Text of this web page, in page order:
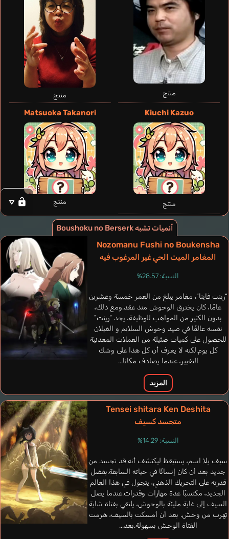
منتج منتج
Kiuchi Kazuo
منتج
Matsuoka Takanori
منتج
Barbatos Luke
Koyasu Kouki
Walker Kiba
Barbatos Aaron
Barbatos Diana
Endou Aya
أنميات تشبه Boushoku no Berserk
Nozomanu Fushi no Boukensha
المغامر الميت الحي غير المرغوب فيه
النسبة: 28.57%
“رينت فاينا“، مغامر يبلغ من العمر خمسة وعشرين
عامًا، كان يخترق الوحوش منذ عقد.ومع ذلك،
بدون الكثير من المواهب للوظيفة، يجد “رينت”
نفسه عالقًا في صيد وحوش السلايم و الغيلان
للحصول على كميات ضئيلة من العملات المعدنية
كل يوم.لكنه لا يعرف أن كل هذا على وشك
التغيير، عندما يصادف مكانا...
المزيد
Tensei shitara Ken Deshita
متجسد كسيف
النسبة: 14.29%
سيف بلا اسم، يستيقظ ليكتشف أنه قد تجسد من
جديد بعد أن كان إنسانًا في حياته السابقة.بفضل
قدرته على التحريك الذهني، يتجول في هذا العالم
الجديد، مكتسبًا عدة مهارات وقدرات.عندما يصل
السيف إلى غابة مليئة بالوحوش، يلتقي بفتاة شابة
تهرب من وحش. بعد أن أمسكت بالسيف، هزمت
الفتاة الوحش بسهولة.بعد...